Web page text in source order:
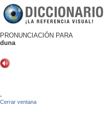
PRONUNCIACIÓN PARA
duna
-
Cerrar ventana